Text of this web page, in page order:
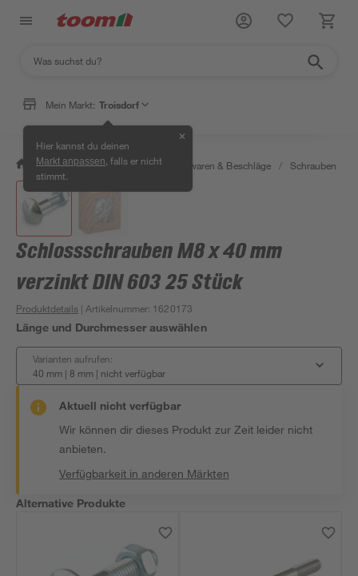
Mein Markt: Troisdorf
Hier kannst du deinen
Markt anpassen , falls er nicht
stimmt.
✕
/ Werkstatt & Maschinen / Eisenwaren & Beschläge / Schrauben
Schlossschrauben M8 x 40 mm
verzinkt DIN 603 25 Stück
Produktdetails | Artikelnummer: 1620173
Länge und Durchmesser auswählen
Varianten aufrufen:
40 mm | 8 mm | nicht verfügbar
Aktuell nicht verfügbar
Wir können dir dieses Produkt zur Zeit leider nicht
anbieten.
Verfügbarkeit in anderen Märkten
Alternative Produkte